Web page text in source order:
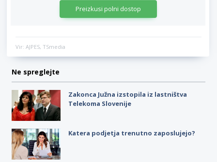
Preizkusi polni dostop
Vir: AJPES, TSmedia
Ne spreglejte
Zakonca Južna izstopila iz lastništva
Telekoma Slovenije
Katera podjetja trenutno zaposlujejo?